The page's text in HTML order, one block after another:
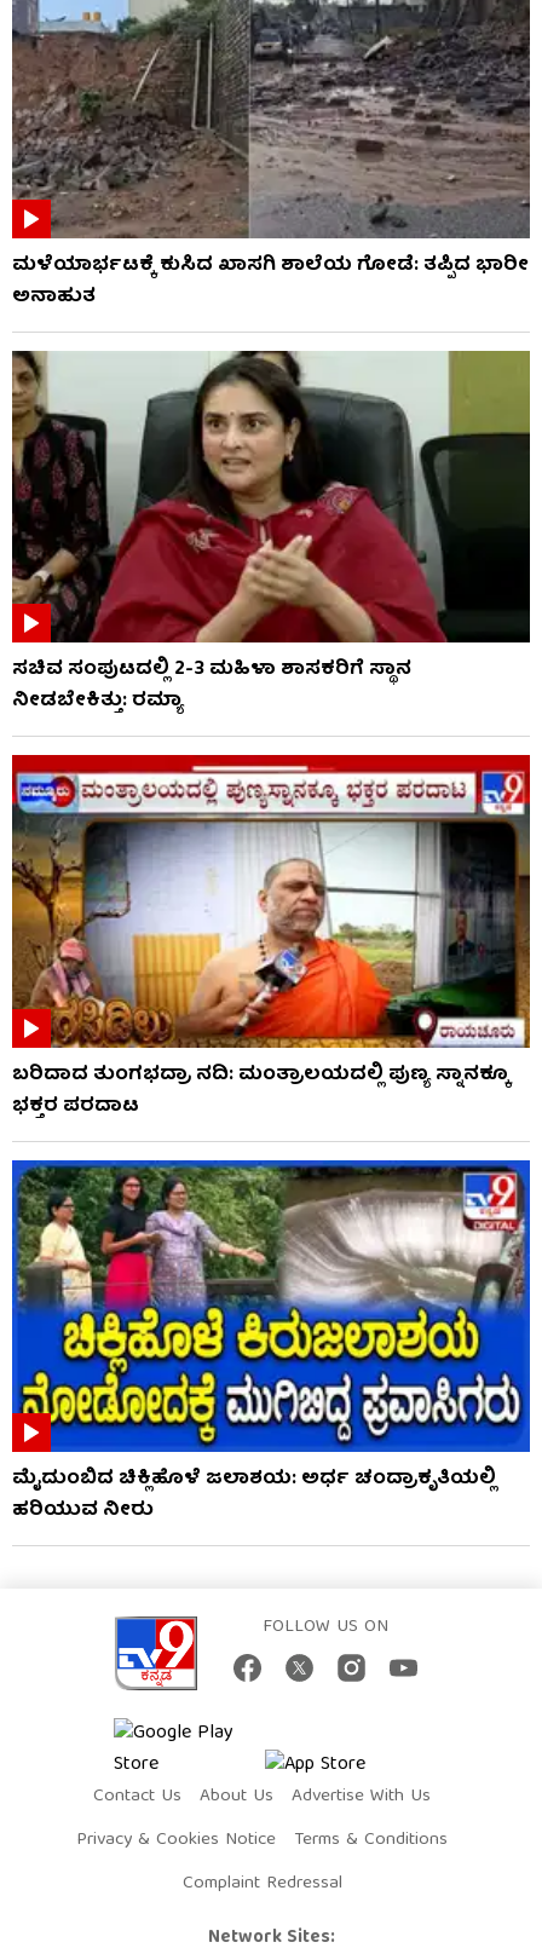
ಮಳೆಯಾರ್ಭಟಕ್ಕೆ ಕುಸಿದ ಖಾಸಗಿ ಶಾಲೆಯ ಗೋಡೆ: ತಪ್ಪಿದ ಭಾರೀ
ಅನಾಹುತ
ಸಚಿವ ಸಂಪುಟದಲ್ಲಿ 2-3 ಮಹಿಳಾ ಶಾಸಕರಿಗೆ ಸ್ಥಾನ
ನೀಡಬೇಕಿತ್ತು: ರಮ್ಯಾ
ಬರಿದಾದ ತುಂಗಭದ್ರಾ ನದಿ: ಮಂತ್ರಾಲಯದಲ್ಲಿ ಪುಣ್ಯ ಸ್ನಾನಕ್ಕೂ
ಭಕ್ತರ ಪರದಾಟ
ಮೈದುಂಬಿದ ಚಿಕ್ಲಿಹೊಳೆ ಜಲಾಶಯ: ಅರ್ಧ ಚಂದ್ರಾಕೃತಿಯಲ್ಲಿ
ಹರಿಯುವ ನೀರು
FOLLOW US ON
Contact Us About Us
Advertise With Us
Privacy & Cookies Notice
Terms & Conditions
Complaint Redressal
Network Sites: